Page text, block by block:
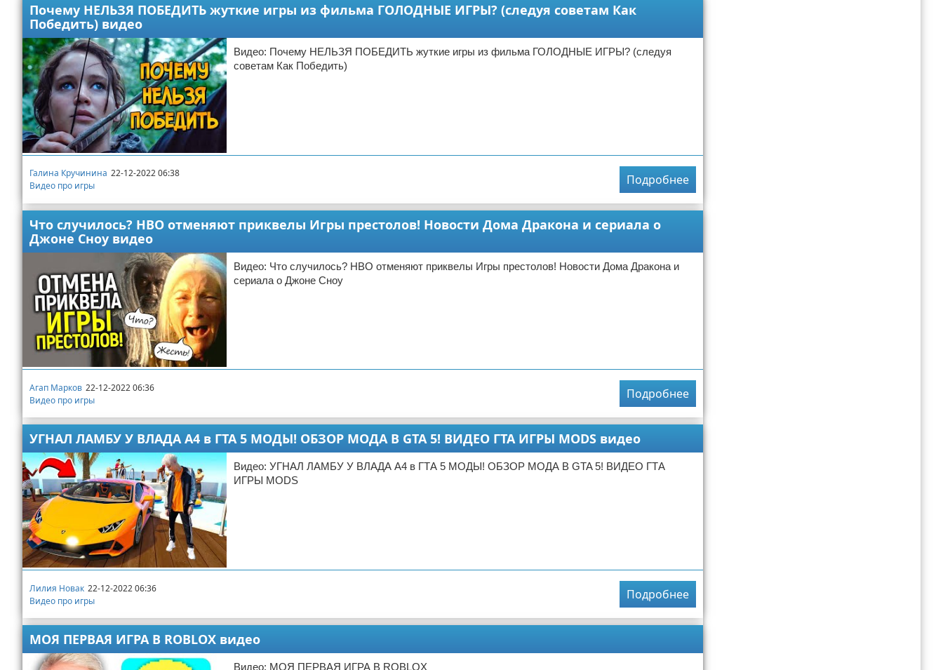
Видео про игры
Подробнее
Почему НЕЛЬЗЯ ПОБЕДИТЬ жуткие игры из фильма ГОЛОДНЫЕ ИГРЫ? (следуя советам Как
Победить) видео
Видео: Почему НЕЛЬЗЯ ПОБЕДИТЬ жуткие игры из фильма ГОЛОДНЫЕ ИГРЫ? (следуя
советам Как Победить)
Галина Кручинина 22-12-2022 06:38
Видео про игры
Подробнее
Что случилось? НВО отменяют приквелы Игры престолов! Новости Дома Дракона и сериала о
Джоне Сноу видео
Видео: Что случилось? НВО отменяют приквелы Игры престолов! Новости Дома Дракона и
сериала о Джоне Сноу
Агап Марков 22-12-2022 06:36
Видео про игры
Подробнее
УГНАЛ ЛАМБУ У ВЛАДА А4 в ГТА 5 МОДЫ! ОБЗОР МОДА В GTA 5! ВИДЕО ГТА ИГРЫ MODS видео
Видео: УГНАЛ ЛАМБУ У ВЛАДА А4 в ГТА 5 МОДЫ! ОБЗОР МОДА В GTA 5! ВИДЕО ГТА
ИГРЫ MODS
Лилия Новак 22-12-2022 06:36
Видео про игры
Подробнее
МОЯ ПЕРВАЯ ИГРА В ROBLOX видео
Видео: МОЯ ПЕРВАЯ ИГРА В ROBLOX